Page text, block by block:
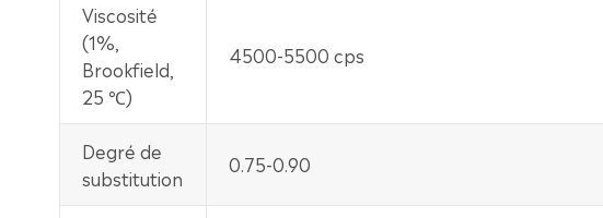
Viscosité
(1%,
Brookfield,
25 ℃)
4500-5500 cps
Degré de
substitution
0.75-0.90